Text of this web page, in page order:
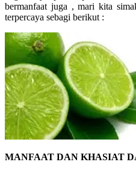
bermanfaat juga , mari kita
terpercaya sebagi berikut :
MANFAAT DAN KHASIAT